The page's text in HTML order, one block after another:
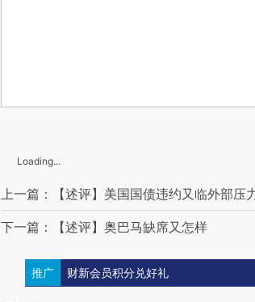
Loading...
上一篇：【述评】美国国债违约又临外部压
下一篇：【述评】奥巴马缺席又怎样
推广 财新会员积分兑好礼